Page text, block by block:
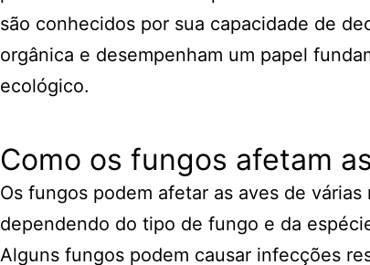
são conhecidos por sua capacidade de
orgânica e desempenham um papel
ecológico.
Como os fungos afetam
Os fungos podem afetar as aves de várias
dependendo do tipo de fungo e da
Alguns fungos podem causar infecções